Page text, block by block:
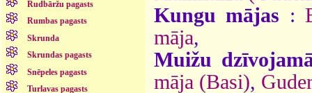
Rudbāržu pagasts
Rumbas pagasts
Skrunda
Skrundas pagasts
Snēpeles pagasts
Turlavas pagasts
Kungu mājas :
māja,
Muižu
māja (Basi),